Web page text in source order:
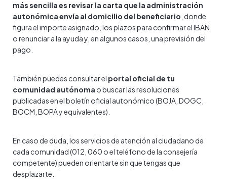
más sencilla es revisar la carta que la administración
autonómica envía al domicilio del beneficiario , donde
figura el importe asignado, los plazos para confirmar el IBAN
o renunciar a la ayuda y, en algunos casos, una previsión del
pago.
También puedes consultar el portal oficial de tu
comunidad autónoma o buscar las resoluciones
publicadas en el boletín oficial autonómico (BOJA, DOGC,
BOCM, BOPA y equivalentes).
En caso de duda, los servicios de atención al ciudadano de
cada comunidad (012, 060 o el teléfono de la consejería
competente) pueden orientarte sin que tengas que
desplazarte.